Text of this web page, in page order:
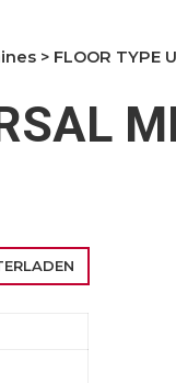
> FLOOR TYPE